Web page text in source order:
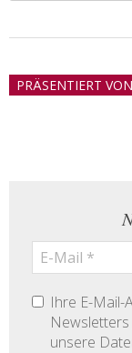
21PRÄSENTIERT VON
Ihre E-Mail-
Newsletters
unsere